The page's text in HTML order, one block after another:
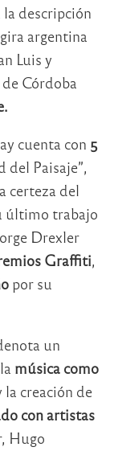
descripción
argentina
Luis y
Córdoba
cuenta con 5
del Paisaje”,
certeza del
último trabajo
Drexler
Graffiti,
por su
un
música como
la creación de
con artistas
Hugo